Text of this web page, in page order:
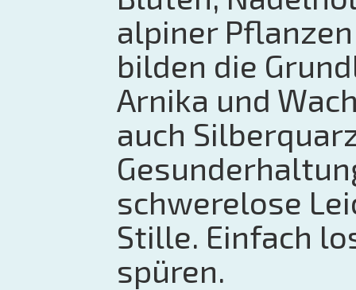
alpiner
bilden die
Arnika und
auch
schwerelose
Stille. Einfach
spüren.